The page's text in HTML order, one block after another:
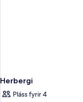
Herbergi
Pláss fyrir 4